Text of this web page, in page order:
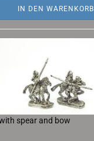
IN DEN WARENKORB
spear and bow